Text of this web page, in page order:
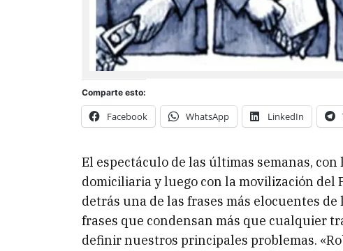
Comparte esto:
Facebook WhatsApp LinkedIn
El espectáculo de las últimas semanas,
domiciliaria y luego con la movilización del
detrás una de las frases más elocuentes
frases que condensan más que cualquier
definir nuestros principales problemas.